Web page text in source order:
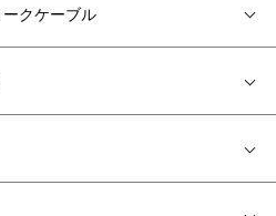
クケーブル